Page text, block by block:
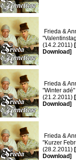
Frieda &
(14.2.2011)
Download]
Frieda &
"Winter adé"
(21.2.2011)
Download]
Frieda &
"Kurzer
(28.2.2011)
Download]